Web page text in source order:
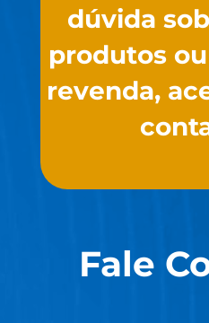
dúvida
produtos
revenda,
Fale